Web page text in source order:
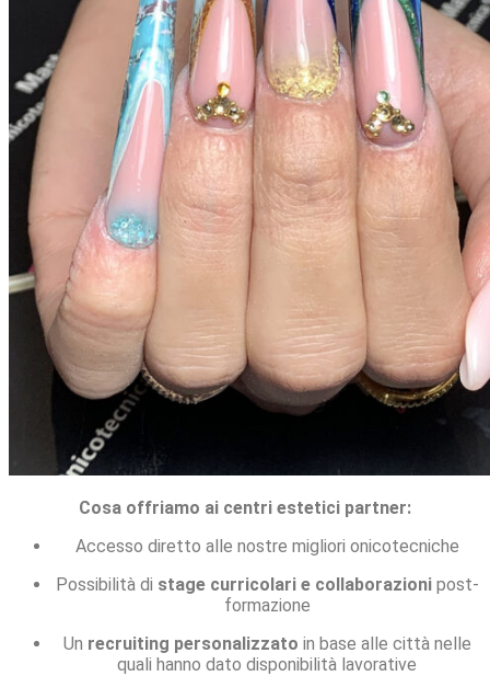
Cosa offriamo ai centri estetici partner:
Accesso diretto alle nostre migliori onicotecniche
Possibilità di stage curricolari e collaborazionipost-
formazione
Un recruiting personalizzato in base alle città nelle
quali hanno dato disponibilità lavorative